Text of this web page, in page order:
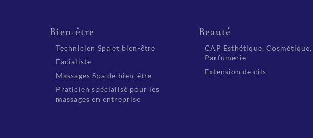
Bien-être
Technicien Spa et bien-être
Facialiste
Massages Spa de bien-être
Praticien spécialisé pour les
massages en entreprise
Beauté
CAP Esthétique, Cosmétique,
Parfumerie
Extension de cils